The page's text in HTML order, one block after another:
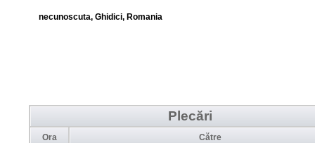
necunoscuta, Ghidici, Romania
Plecări
Ora Către